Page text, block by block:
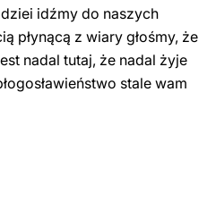
idźmy do naszych
płynącą z wiary głośmy, że
nadal tutaj, że nadal żyje
stale wam